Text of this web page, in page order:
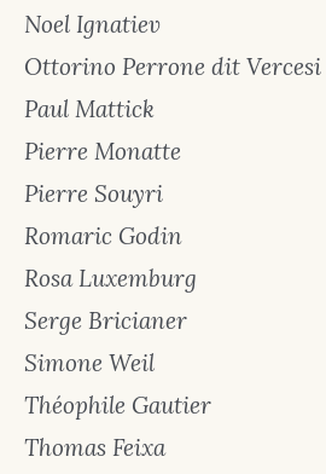
Noel Ignatiev
Ottorino Perrone dit Vercesi
Paul Mattick
Pierre Monatte
Pierre Souyri
Romaric Godin
Rosa Luxemburg
Serge Bricianer
Simone Weil
Théophile Gautier
Thomas Feixa